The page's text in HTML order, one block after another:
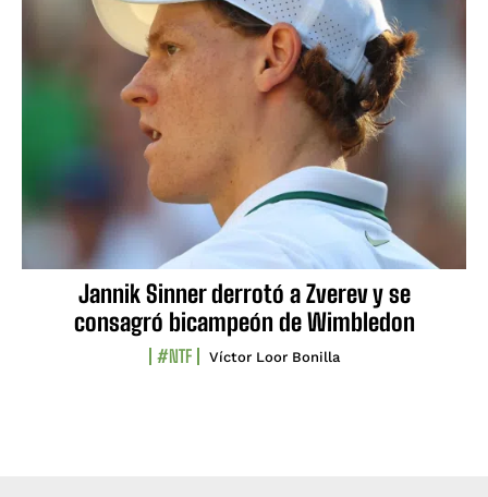
Jannik Sinner derrotó a Zverev y se
consagró bicampeón de Wimbledon
#NTF Víctor Loor Bonilla